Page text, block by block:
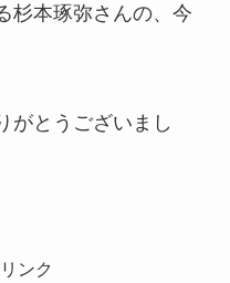
杉本琢弥さんの、今
がとうございまし
ンク